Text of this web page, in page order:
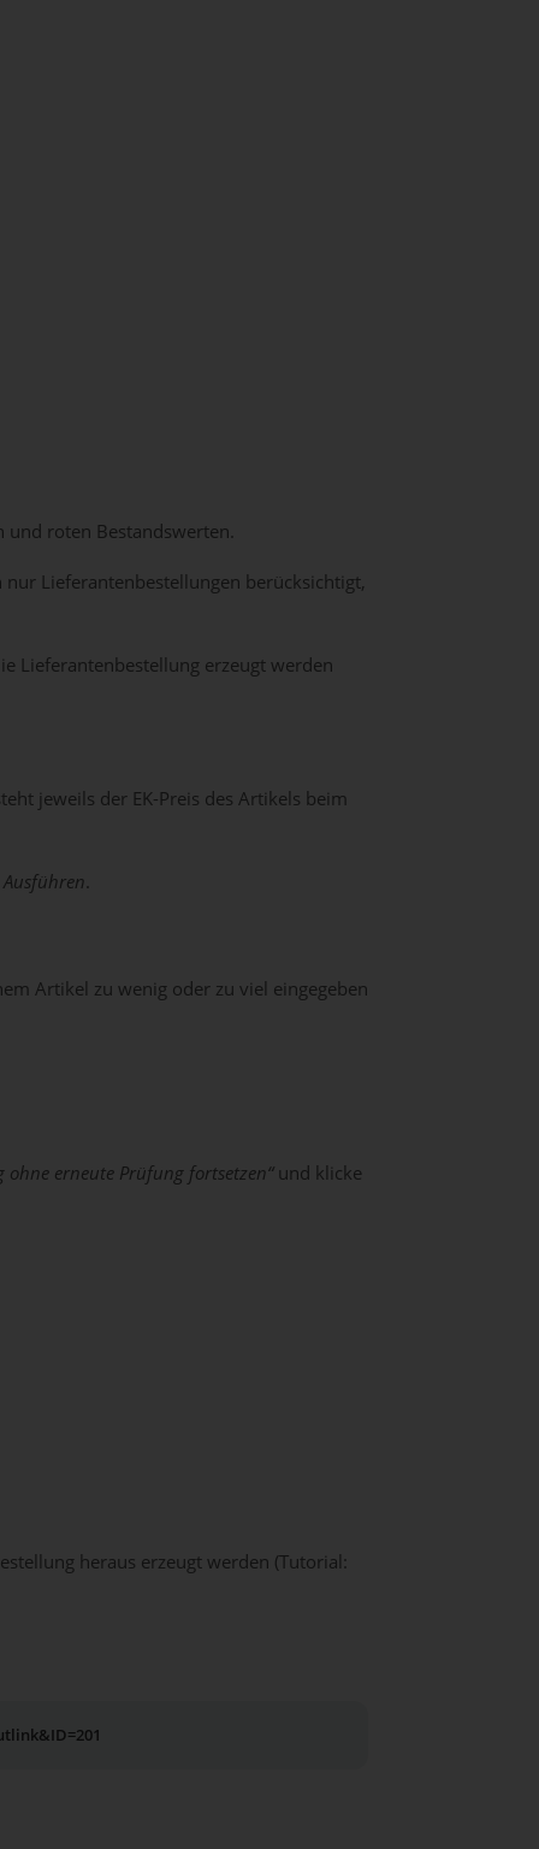
roten Bestandswerten.
Lieferantenbestellungen berücksichtigt,
Lieferantenbestellung erzeugt werden
jeweils der EK-Preis des Artikels beim
Ausführen.
Artikel zu wenig oder zu viel eingegeben
ohne erneute Prüfung fortsetzen“und klicke
heraus erzeugt werden (Tutorial: